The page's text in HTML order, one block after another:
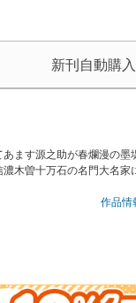
新刊自動購入
ます源之助が春爛漫の墨
木曽十万石の名門大名家
作品情